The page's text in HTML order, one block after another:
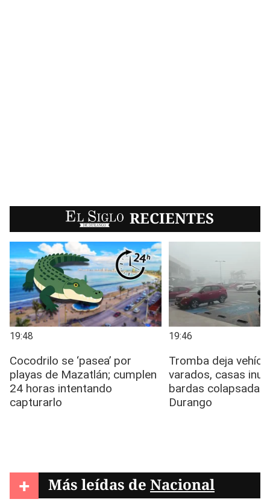
EL SIGLO RECIENTES
+ Más leídas de Nacional